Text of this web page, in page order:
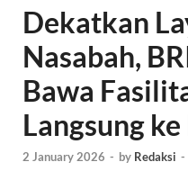
Dekatkan
Nasabah,
Bawa
Langsung
2 January 2026 - by Redaksi -